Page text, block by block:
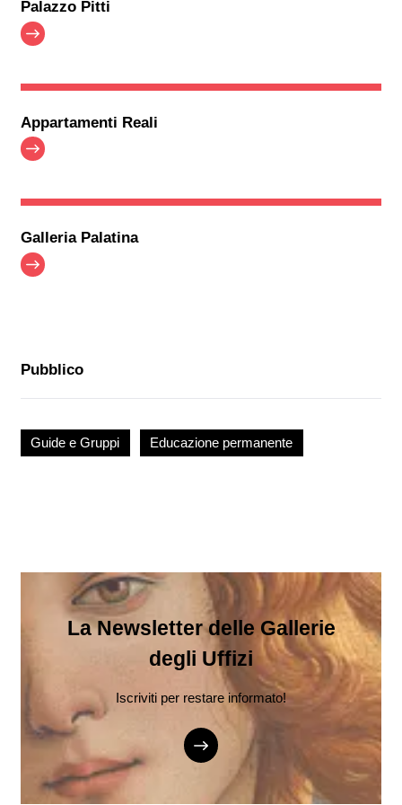
Palazzo Pitti
Appartamenti Reali
Galleria Palatina
Pubblico
Guide e Gruppi Educazione permanente
La Newsletter delle Gallerie
degli Uffizi
Iscriviti per restare informato!